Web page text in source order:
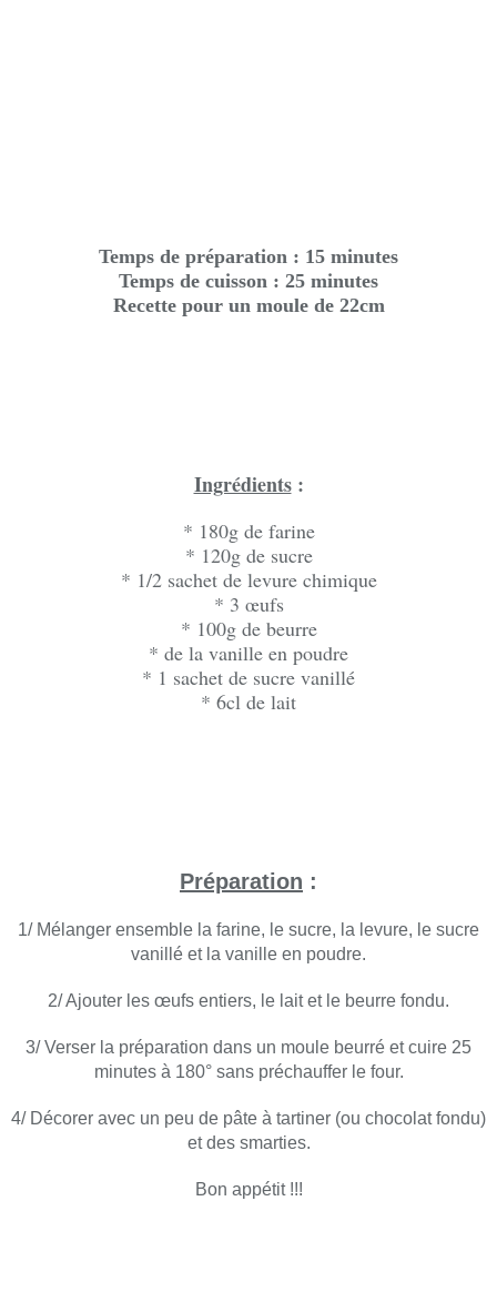
Temps de préparation : 15 minutes
Temps de cuisson : 25 minutes
Recette pour un moule de 22cm
Ingrédients:
* 180g de farine
* 120g de sucre
* 1/2 sachet de levure chimique
* 3 œufs
* 100g de beurre
* de la vanille en poudre
* 1 sachet de sucre vanillé
* 6cl de lait
Préparation :
1/ Mélanger ensemble la farine, le sucre, la levure, le sucre
vanillé et la vanille en poudre.
2/ Ajouter les œufs entiers, le lait et le beurre fondu.
3/ Verser la préparation dans un moule beurré et cuire 25
minutes à 180° sans préchauffer le four.
4/ Décorer avec un peu de pâte à tartiner (ou chocolat fondu)
et des smarties.
Bon appétit !!!